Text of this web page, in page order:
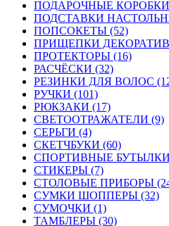
ПОДАРОЧНЫЕ КОРОБКИ
ПОДСТАВКИ
ПОПСОКЕТЫ (52)
ПРИЩЕПКИ
ПРОТЕКТОРЫ (16)
РАСЧЁСКИ (32)
РЕЗИНКИ ДЛЯ ВОЛОС
РУЧКИ (101)
РЮКЗАКИ (17)
СВЕТООТРАЖАТЕЛИ (9)
СЕРЬГИ (4)
СКЕТЧБУКИ (60)
СПОРТИВНЫЕ БУТЫЛКИ
СТИКЕРЫ (7)
СТОЛОВЫЕ ПРИБОРЫ
СУМКИ ШОППЕРЫ (32)
СУМОЧКИ (1)
ТАМБЛЕРЫ (30)